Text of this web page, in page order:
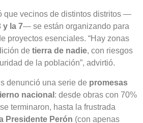
que vecinos de distintos distritos —
y la 7— se están organizando para
proyectos esenciales. “Hay zonas
de tierra de nadie, con riesgos
de la población”, advirtió.
denunció una serie de promesas
nacional : desde obras con 70%
terminaron, hasta la frustrada
Presidente Perón (con apenas